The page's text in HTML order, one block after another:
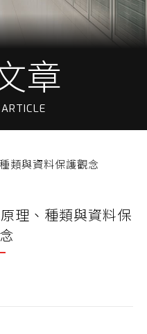
章
類與資料保護觀念
理、種類與資料保